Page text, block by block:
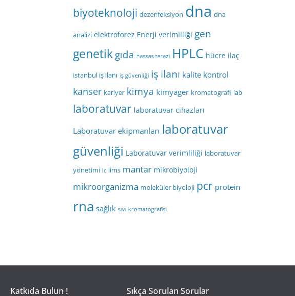
biyoteknoloji dezenfeksiyon dna dna
analizi elektroforez Enerji verimliliği gen
genetikgıda hassas terazi HPLC hücre ilaç
istanbul iş ilanı iş güvenliği iş ilanı kalite kontrol
kanser kariyer kimya kimyager kromatografi lab
laboratuvar laboratuvar cihazları
Laboratuvar ekipmanları laboratuvar
güvenliği Laboratuvar verimliliği laboratuvar
yönetimi lc lims mantar mikrobiyoloji
mikroorganizma moleküler biyoloji pcr protein
rna sağlık sıvı kromatografisi
Katkıda Bulun ! Sıkça Sorulan Sorular